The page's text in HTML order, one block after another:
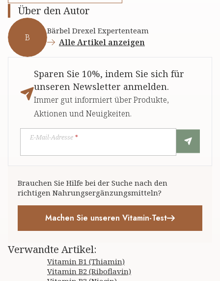
Über den Autor
B
Bärbel Drexel Expertenteam
Alle Artikel anzeigen
Sparen Sie 10%, indem Sie sich für
unseren Newsletter anmelden.
Immer gut informiert über Produkte,
Aktionen und Neuigkeiten.
E-Mail-Adresse *
Brauchen Sie Hilfe bei der Suche nach den
richtigen Nahrungsergänzungsmitteln?
Machen Sie unseren Vitamin-Test
Verwandte Artikel:
Vitamin B1 (Thiamin)
Vitamin B2 (Riboflavin)